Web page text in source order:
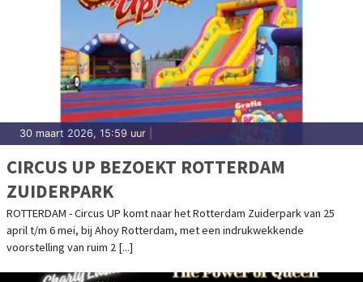
30 maart 2026, 15:59 uur
CIRCUS UP BEZOEKT ROTTERDAM
ZUIDERPARK
ROTTERDAM - Circus UP komt naar het Rotterdam Zuiderpark van 25
april t/m 6 mei, bij Ahoy Rotterdam, met een indrukwekkende
voorstelling van ruim 2 [...]